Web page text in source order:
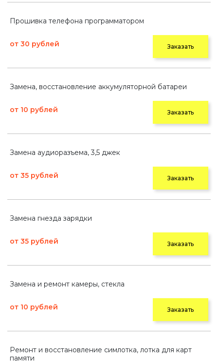
Прошивка телефона программатором
от 30 рублей Заказать
Замена, восстановление аккумуляторной батареи
от 10 рублей Заказать
Замена аудиоразъема, 3,5 джек
от 35 рублей Заказать
Замена гнезда зарядки
от 35 рублей Заказать
Замена и ремонт камеры, стекла
от 10 рублей Заказать
Ремонт и восстановление симлотка, лотка для карт
памяти